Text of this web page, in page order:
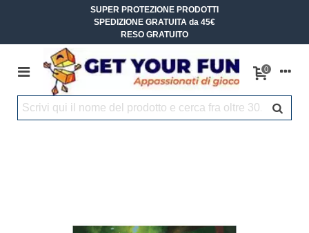
SUPER PROTEZIONE PRODOTTI
SPEDIZIONE GRATUITA da 45€
RESO GRATUITO
0